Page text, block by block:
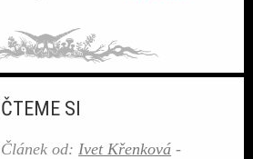
ČTEME SI
Článek od: Ivet Křenková -